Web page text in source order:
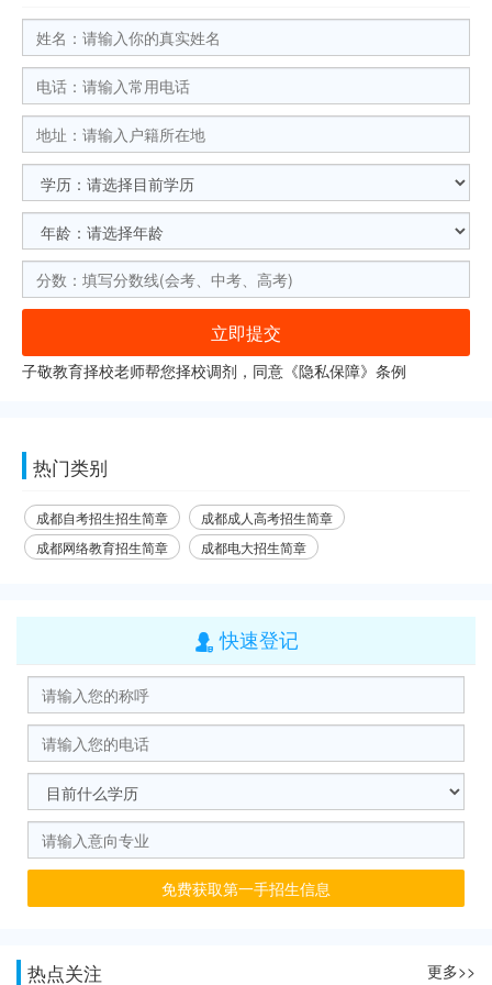
立即提交
子敬教育择校老师帮您择校调剂，同意《隐私保障》条例
热门类别
成都自考招生招生简章
成都成人高考招生简章
成都网络教育招生简章
成都电大招生简章
 快速登记
免费获取第一手招生信息
热点关注 更多>>